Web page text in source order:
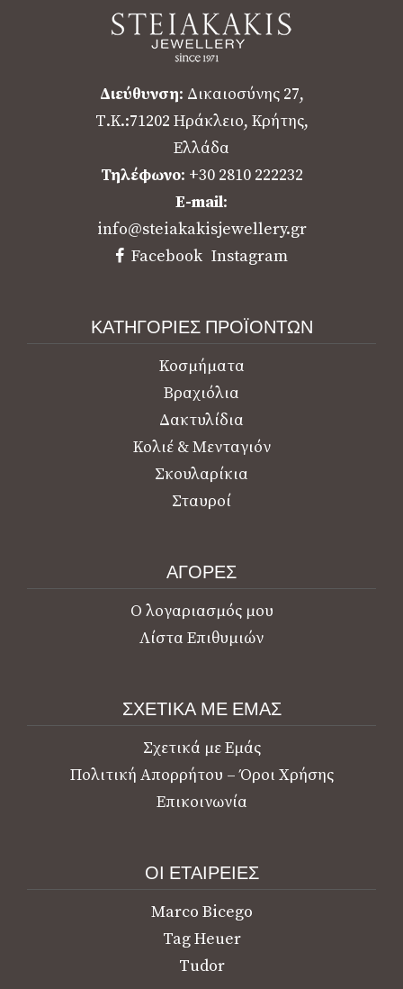
Διεύθυνση: Δικαιοσύνης 27,
Τ.Κ.:71202 Ηράκλειο, Κρήτης,
Ελλάδα
Τηλέφωνο: +30 2810 222232
E-mail:
info@steiakakisjewellery.gr
Facebook Instagram
ΚΑΤΗΓΟΡΙΕΣ ΠΡΟΪΟΝΤΩΝ
Κοσμήματα
Βραχιόλια
Δακτυλίδια
Κολιέ & Μενταγιόν
Σκουλαρίκια
Σταυροί
ΑΓΟΡΕΣ
Ο λογαριασμός μου
Λίστα Επιθυμιών
ΣΧΕΤΙΚΑ ΜΕ ΕΜΑΣ
Σχετικά με Εμάς
Πολιτική Απορρήτου – Όροι Χρήσης
Επικοινωνία
ΟΙ ΕΤΑΙΡΕΙΕΣ
Marco Bicego
Tag Heuer
Tudor